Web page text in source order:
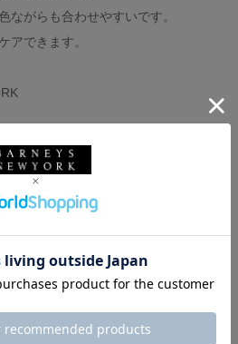
ながらも合わせやすいです。
アできます。
ントです。
もプラス